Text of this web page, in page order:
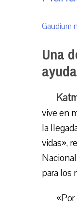
Gaudium
Una
vive en
la
vidas»,
para los